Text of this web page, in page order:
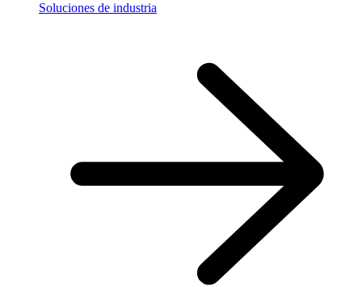
Soluciones de industria